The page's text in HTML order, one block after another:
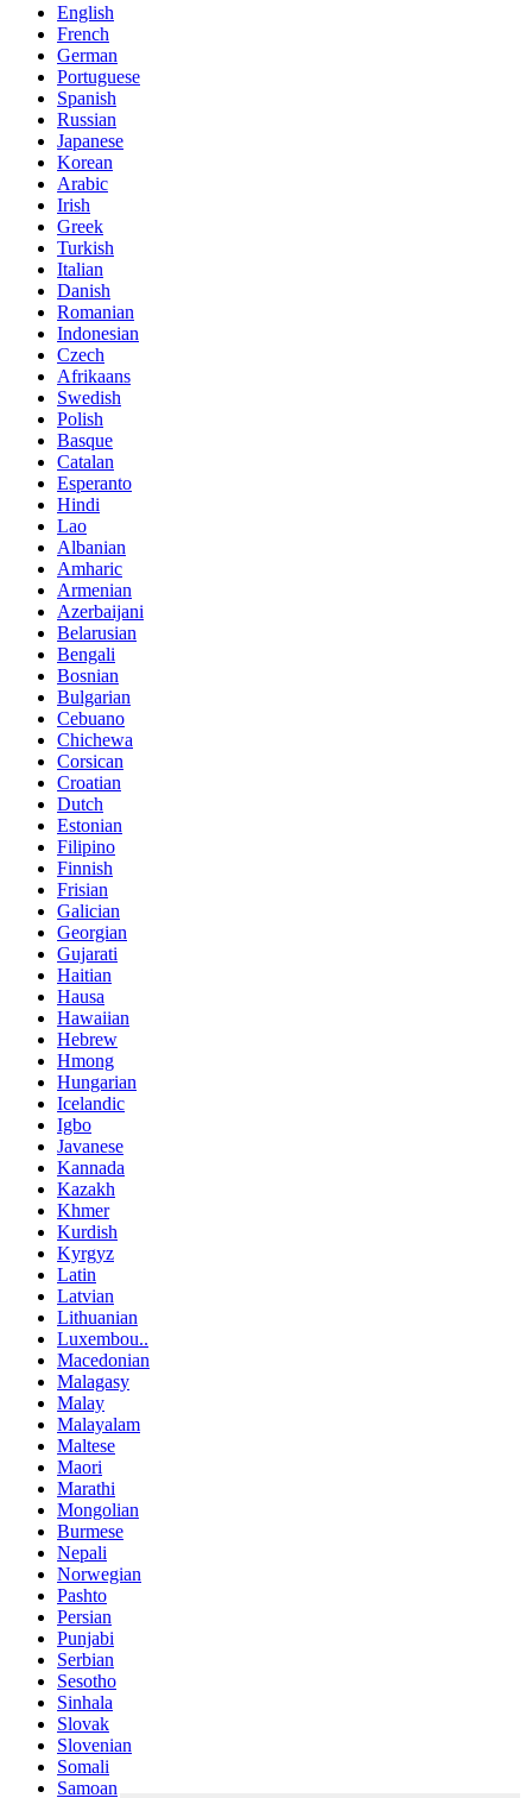
English
French
German
Portuguese
Spanish
Russian
Japanese
Korean
Arabic
Irish
Greek
Turkish
Italian
Danish
Romanian
Indonesian
Czech
Afrikaans
Swedish
Polish
Basque
Catalan
Esperanto
Hindi
Lao
Albanian
Amharic
Armenian
Azerbaijani
Belarusian
Bengali
Bosnian
Bulgarian
Cebuano
Chichewa
Corsican
Croatian
Dutch
Estonian
Filipino
Finnish
Frisian
Galician
Georgian
Gujarati
Haitian
Hausa
Hawaiian
Hebrew
Hmong
Hungarian
Icelandic
Igbo
Javanese
Kannada
Kazakh
Khmer
Kurdish
Kyrgyz
Latin
Latvian
Lithuanian
Luxembou..
Macedonian
Malagasy
Malay
Malayalam
Maltese
Maori
Marathi
Mongolian
Burmese
Nepali
Norwegian
Pashto
Persian
Punjabi
Serbian
Sesotho
Sinhala
Slovak
Slovenian
Somali
Samoan